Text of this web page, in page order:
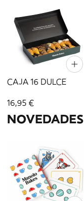
CAJA 16 DULCE
16,95 €
NOVEDADES